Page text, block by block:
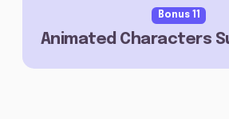
Bonus 11
Animated Characters